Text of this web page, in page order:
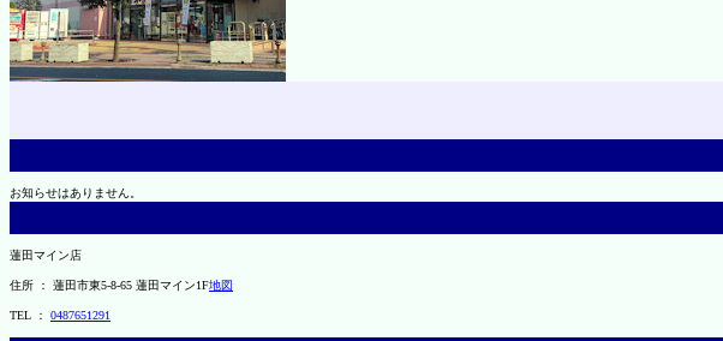
お知らせはありません。
蓮田マイン店
住所 ： 蓮田市東5-8-65 蓮田マイン1F地図
TEL ： 0487651291